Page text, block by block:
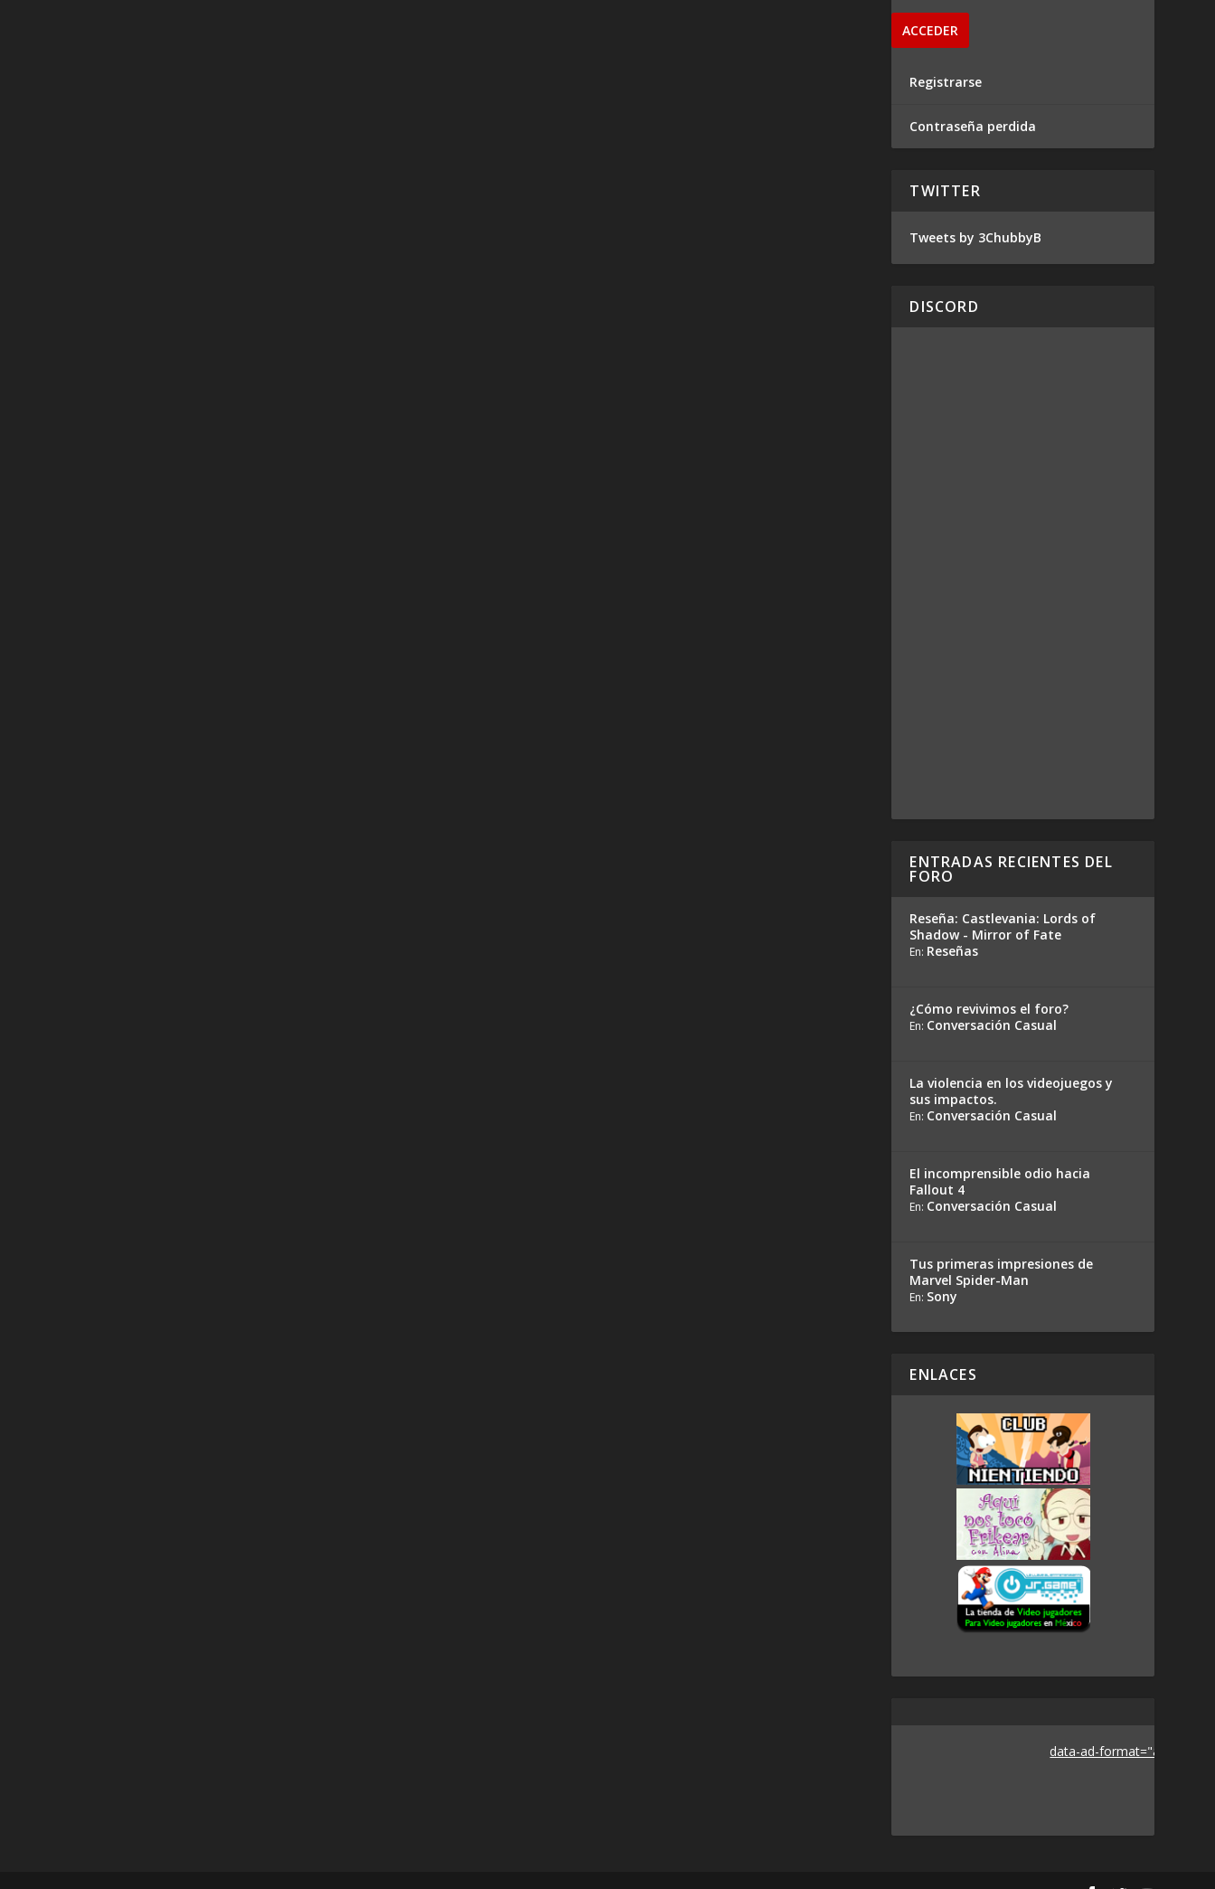
Registrarse
Contraseña perdida
TWITTER
Tweets by 3ChubbyB
DISCORD
ENTRADAS RECIENTES DEL
FORO
Reseña: Castlevania: Lords of
Shadow - Mirror of Fate
En: Reseñas
¿Cómo revivimos el foro?
En: Conversación Casual
La violencia en los videojuegos y
sus impactos.
En: Conversación Casual
El incomprensible odio hacia
Fallout 4
En: Conversación Casual
Tus primeras impresiones de
Marvel Spider-Man
En: Sony
ENLACES
data-ad-format="auto">